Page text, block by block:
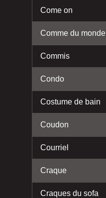
Come on
Comme du monde
Commis
Condo
Costume de bain
Coudon
Courriel
Craque
Craques du sofa